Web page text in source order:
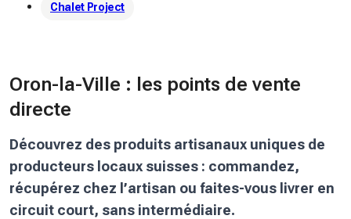
Chalet Project
Oron-la-Ville : les points de vente
directe
Découvrez des produits artisanaux uniques de
producteurs locaux suisses : commandez,
récupérez chez l’artisan ou faites-vous livrer en
circuit court, sans intermédiaire.